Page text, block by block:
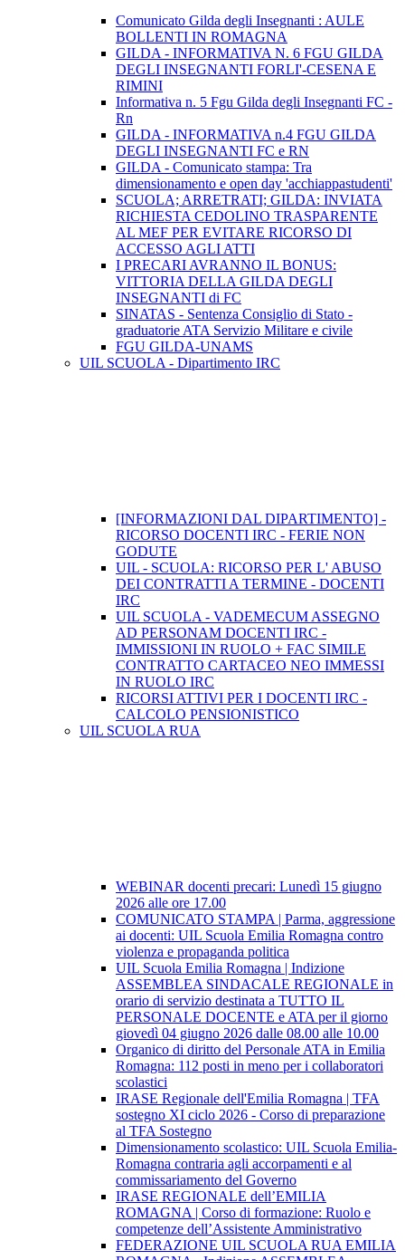
Comunicato Gilda degli Insegnanti : AULE
BOLLENTI IN ROMAGNA
GILDA - INFORMATIVA N. 6 FGU GILDA
DEGLI INSEGNANTI FORLI'-CESENA E
RIMINI
Informativa n. 5 Fgu Gilda degli Insegnanti FC -
Rn
GILDA - INFORMATIVA n.4 FGU GILDA
DEGLI INSEGNANTI FC e RN
GILDA - Comunicato stampa: Tra
dimensionamento e open day 'acchiappastudenti'
SCUOLA; ARRETRATI; GILDA: INVIATA
RICHIESTA CEDOLINO TRASPARENTE
AL MEF PER EVITARE RICORSO DI
ACCESSO AGLI ATTI
I PRECARI AVRANNO IL BONUS:
VITTORIA DELLA GILDA DEGLI
INSEGNANTI di FC
SINATAS - Sentenza Consiglio di Stato -
graduatorie ATA Servizio Militare e civile
FGU GILDA-UNAMS
UIL SCUOLA - Dipartimento IRC
[INFORMAZIONI DAL DIPARTIMENTO] -
RICORSO DOCENTI IRC - FERIE NON
GODUTE
UIL - SCUOLA: RICORSO PER L' ABUSO
DEI CONTRATTI A TERMINE - DOCENTI
IRC
UIL SCUOLA - VADEMECUM ASSEGNO
AD PERSONAM DOCENTI IRC -
IMMISSIONI IN RUOLO + FAC SIMILE
CONTRATTO CARTACEO NEO IMMESSI
IN RUOLO IRC
RICORSI ATTIVI PER I DOCENTI IRC -
CALCOLO PENSIONISTICO
UIL SCUOLA RUA
WEBINAR docenti precari: Lunedì 15 giugno
2026 alle ore 17.00
COMUNICATO STAMPA | Parma, aggressione
ai docenti: UIL Scuola Emilia Romagna contro
violenza e propaganda politica
UIL Scuola Emilia Romagna | Indizione
ASSEMBLEA SINDACALE REGIONALE in
orario di servizio destinata a TUTTO IL
PERSONALE DOCENTE e ATA per il giorno
giovedì 04 giugno 2026 dalle 08.00 alle 10.00
Organico di diritto del Personale ATA in Emilia
Romagna: 112 posti in meno per i collaboratori
scolastici
IRASE Regionale dell'Emilia Romagna | TFA
sostegno XI ciclo 2026 - Corso di preparazione
al TFA Sostegno
Dimensionamento scolastico: UIL Scuola Emilia-
Romagna contraria agli accorpamenti e al
commissariamento del Governo
IRASE REGIONALE dell’EMILIA
ROMAGNA | Corso di formazione: Ruolo e
competenze dell’Assistente Amministrativo
FEDERAZIONE UIL SCUOLA RUA EMILIA